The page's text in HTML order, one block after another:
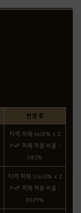
변경 후
타격 피해 6603% x 2
PvP 피해 적용 비율 :
38.5%
타격 피해 11615% x 2
PvP 피해 적용 비율 :
30.39%